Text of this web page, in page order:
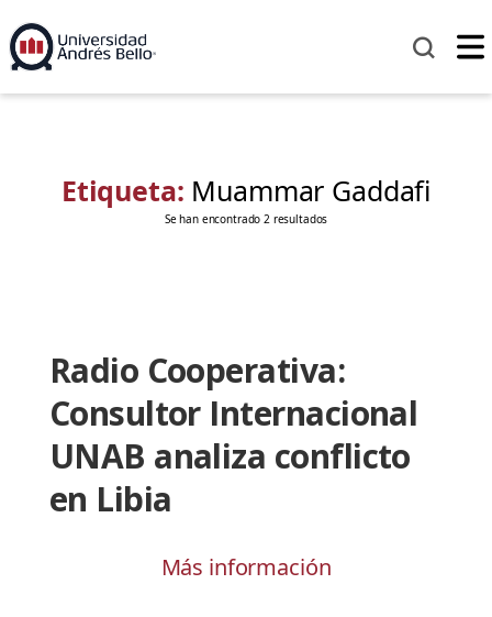
Etiqueta: Muammar Gaddafi
Se han encontrado 2 resultados
Radio Cooperativa:
Consultor Internacional
UNAB analiza conflicto
en Libia
Más información